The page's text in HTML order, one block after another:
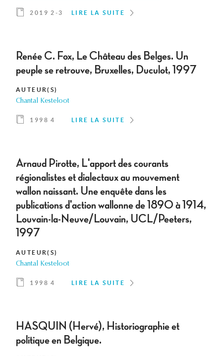
2019 2-3 LIRE LA SUITE
Renée C. Fox, Le Château des Belges. Un
peuple se retrouve, Bruxelles, Duculot, 1997
AUTEUR(S)
Chantal Kesteloot
1998 4 LIRE LA SUITE
Arnaud Pirotte, L'apport des courants
régionalistes et dialectaux au mouvement
wallon naissant. Une enquête dans les
publications d'action wallonne de 1890 à 1914,
Louvain-la-Neuve/Louvain, UCL/Peeters,
1997
AUTEUR(S)
Chantal Kesteloot
1998 4 LIRE LA SUITE
HASQUIN (Hervé), Historiographie et
politique en Belgique.